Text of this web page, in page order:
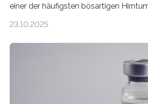
einer der häufigsten bösartigen
Betroffenen können mit heutigen
Dringend benötigt werden
nur Tumorschwachstellen angreifen
Gewebe verschonen. Forschende um
Hertie-Institut für klinische
23.10.2025